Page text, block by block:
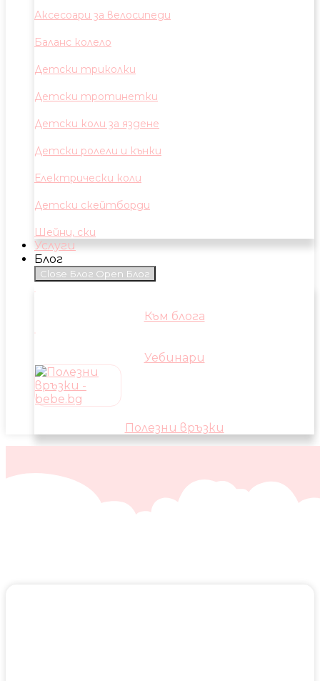
Аксесоари за велосипеди
Баланс колело
Детски триколки
Детски тротинетки
Детски коли за яздене
Детски ролели и кънки
Електрически коли
Детски скейтборди
Шейни, ски
Услуги
Блог
Close Блог Open Блог
Към блога
Уебинари
Полезни връзки